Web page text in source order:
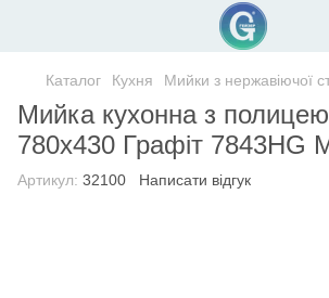
Каталог Кухня Мийки з нержавіючої
Мийка кухонна з
780х430 Графіт 7843HG
Артикул: 32100 Написати відгук